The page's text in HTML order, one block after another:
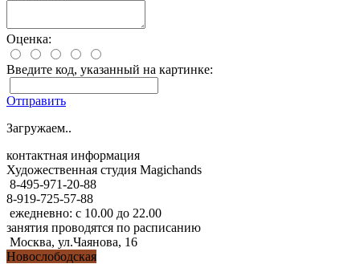
Оценка:
Введите код, указанный на картинке:
Отправить
Загружаем..
контактная информация
Художественная студия Magichands
8-495-971-20-88
8-919-725-57-88
ежедневно: с 10.00 до 22.00
занятия проводятся по расписанию
Москва, ул.Чаянова, 16
Новослободская